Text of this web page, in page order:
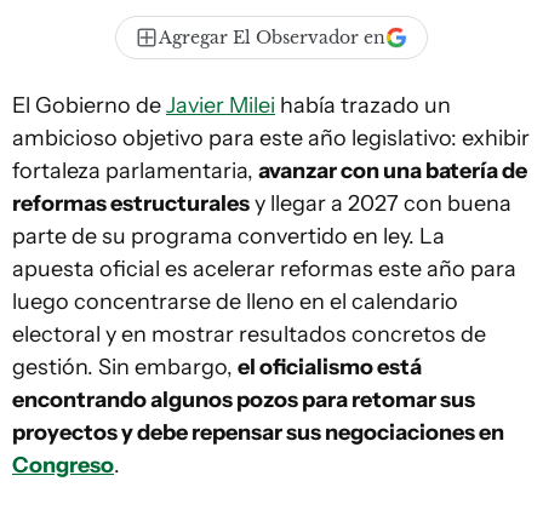
Agregar El Observador en
El Gobierno deJavier Milei había trazado un
ambicioso objetivo para este año legislativo: exhibir
fortaleza parlamentaria, avanzar con una batería de
reformas estructuralesy llegar a 2027 con buena
parte de su programa convertido en ley. La
apuesta oficial es acelerar reformas este año para
luego concentrarse de lleno en el calendario
electoral y en mostrar resultados concretos de
gestión. Sin embargo, el oficialismo está
encontrando algunos pozos para retomar sus
proyectos y debe repensar sus negociaciones en
Congreso.